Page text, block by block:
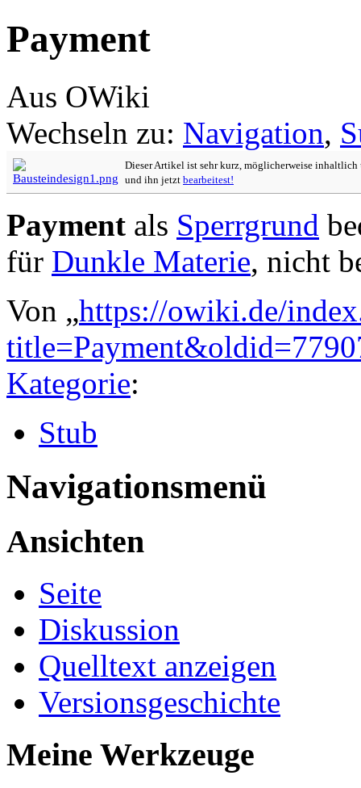
Payment
Aus OWiki
Wechseln zu: Navigation,
Dieser Artikel ist sehr kurz, möglicherweise
und ihn jetzt bearbeitest!
Payment als Sperrgrund
für Dunkle Materie, nicht
Von „https://owiki.de/
Kategorie:
Stub
Navigationsmenü
Ansichten
Seite
Diskussion
Quelltext anzeigen
Versionsgeschichte
Meine Werkzeuge